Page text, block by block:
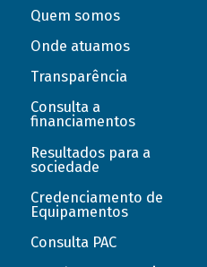
Quem somos
Onde atuamos
Transparência
Consulta a
financiamentos
Resultados para a
sociedade
Credenciamento de
Equipamentos
Consulta PAC